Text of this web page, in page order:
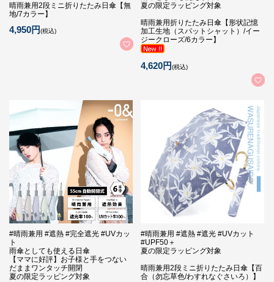
晴雨兼用2段ミニ折りたたみ日傘【無
地/7カラー】
4,950円(税込)
夏の限定ラッピング対象
晴雨兼用折りたたみ日傘【形状記憶
加工生地（スパットシャット）/イー
ジークローズ/6カラー】
4,620円(税込)
#晴雨兼用 #遮熱 #完全遮光 #UVカッ
ト
雨傘としても使える日傘
【ママに好評】お子様と手をつない
だままワンタッチ開閉
夏の限定ラッピング対象
#晴雨兼用 #遮熱 #遮光 #UVカット
#UPF50＋
夏の限定ラッピング対象
晴雨兼用2段ミニ折りたたみ日傘【百
合（勿忘草色/わすれなぐさいろ）】